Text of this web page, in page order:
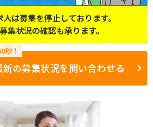
は募集を停止しております。
集状況の確認も承ります。
新の募集状況を問い合わせる